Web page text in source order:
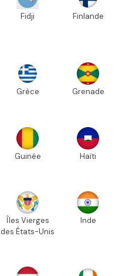
Fidji Finlande
Grèce Grenade
Guinée Haïti
Îles Vierges
des États-Unis
Inde